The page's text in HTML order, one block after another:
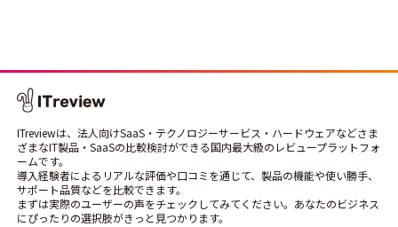
ITreviewは、法人向けSaaS・テクノロジーサービス・ハードウェアなどさま
ざまなIT製品・SaaSの比較検討ができる国内最大級のレビュープラットフォ
ームです。
導入経験者によるリアルな評価や口コミを通じて、製品の機能や使い勝手、
サポート品質などを比較できます。
まずは実際のユーザーの声をチェックしてみてください。あなたのビジネス
にぴったりの選択肢がきっと見つかります。